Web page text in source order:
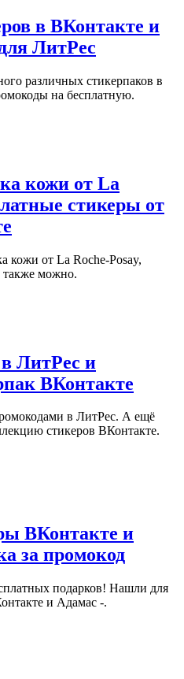
в ВКонтакте и
ЛитРес
различных стикерпаков в
на бесплатную.
кожи от La
стикеры от
кожи от La Roche-Posay,
также можно.
ЛитРес и
ВКонтакте
в ЛитРес. А ещё
стикеров ВКонтакте.
ВКонтакте и
за промокод
подарков! Нашли для
и Адамас -.